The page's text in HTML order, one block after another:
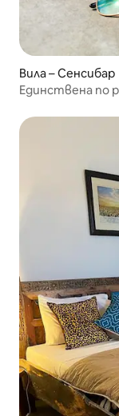
Вила – Сенсибар
Единствена по